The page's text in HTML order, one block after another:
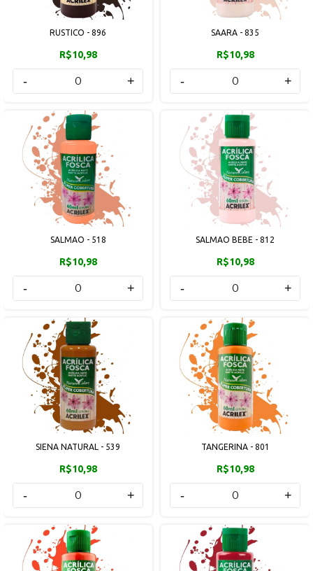
RUSTICO - 896
R$10,98
- +
SAARA - 835
R$10,98
- +
SALMAO - 518
R$10,98
- +
SALMAO BEBE - 812
R$10,98
- +
SIENA NATURAL - 539
R$10,98
- +
TANGERINA - 801
R$10,98
- +